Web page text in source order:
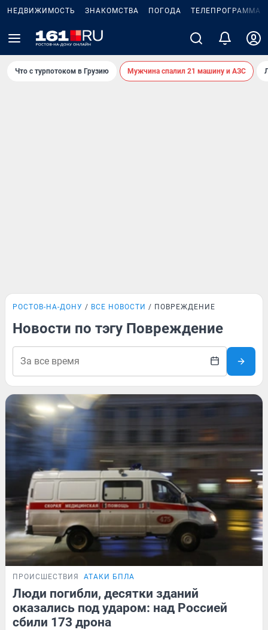
НЕДВИЖИМОСТЬ ЗНАКОМСТВА ПОГОДА ТЕЛЕПРОГРАММА
Что с турпотоком в Грузию Мужчина спалил 21 машину и АЗС
РОСТОВ-НА-ДОНУ ВСЕ НОВОСТИ ПОВРЕЖДЕНИЕ
Новости по тэгу Повреждение
ПРОИСШЕСТВИЯ АТАКИ БПЛА
Люди погибли, десятки зданий
оказались под ударом: над Россией
сбили 173 дрона